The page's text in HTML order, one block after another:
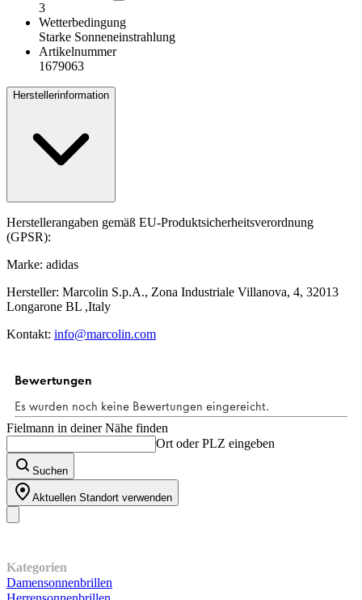
3
Wetterbedingung
Starke Sonneneinstrahlung
Artikelnummer
1679063
Herstellerinformation
Herstellerangaben gemäß EU-Produktsicherheitsverordnung
(GPSR):
Marke: adidas
Hersteller: Marcolin S.p.A., Zona Industriale Villanova, 4, 32013
Longarone BL ,Italy
Kontakt: info@marcolin.com
Fielmann in deiner Nähe finden
Ort oder PLZ eingeben
Suchen
Aktuellen Standort verwenden
Kategorien
Damensonnenbrillen